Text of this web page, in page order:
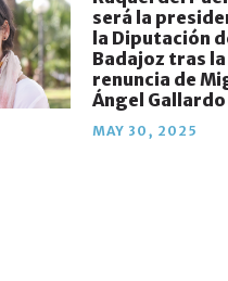
será la
la Diputación
Badajoz tras la
renuncia de
Ángel Gallardo
MAY 30, 2025